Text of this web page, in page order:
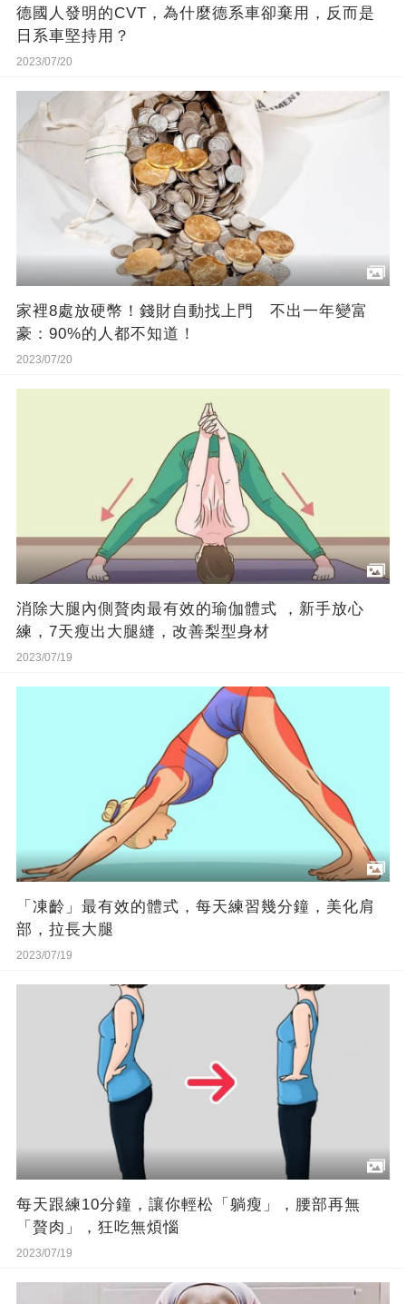
德國人發明的CVT，為什麼德系車卻棄用，反而是
日系車堅持用？
2023/07/20
家裡8處放硬幣！錢財自動找上門 不出一年變富
豪：90%的人都不知道！
2023/07/20
消除大腿內側贅肉最有效的瑜伽體式 ，新手放心
練，7天瘦出大腿縫，改善梨型身材
2023/07/19
「凍齡」最有效的體式，每天練習幾分鐘，美化肩
部，拉長大腿
2023/07/19
每天跟練10分鐘，讓你輕松「躺瘦」，腰部再無
「贅肉」，狂吃無煩惱
2023/07/19